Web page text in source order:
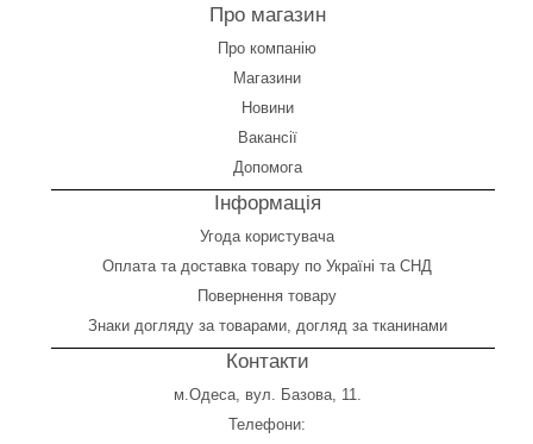
Про магазин
Про компанію
Магазини
Новини
Вакансії
Допомога
Інформація
Угода користувача
Оплататадоставка товару по Україні та СНД
Повернення товару
Знаки догляду за товарами, догляд за тканинами
Контакти
м.Одеса, вул. Базова, 11.
Телефони: